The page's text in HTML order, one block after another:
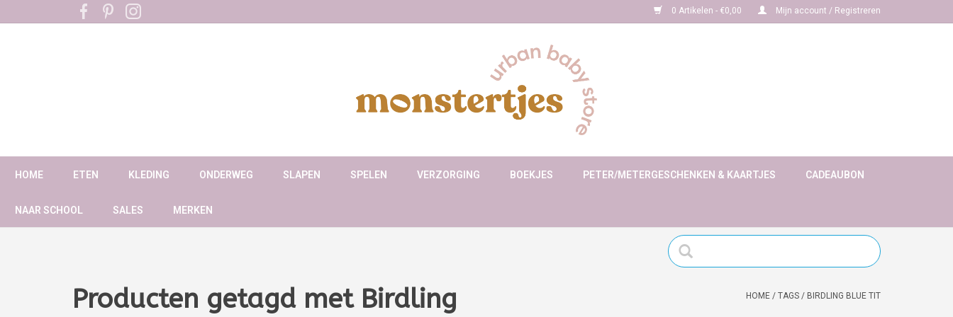
0 Artikelen - €0,00 Mijn account / Registreren
HOME ETEN KLEDING ONDERWEG SLAPEN SPELEN VERZORGING BOEKJES PETER/METERGESCHENKEN & KAARTJES CADEAUBON
NAAR SCHOOL SALES MERKEN
Producten getagd met Birdling
HOME / TAGS / BIRDLING BLUE TIT